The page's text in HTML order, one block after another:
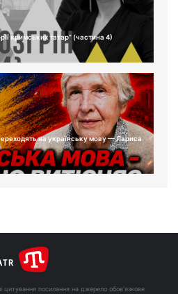
кримських татар” (частина 4)
на українську мову — Лариса
цитування посилання на джерело обов'язкове